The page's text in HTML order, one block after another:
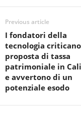
Previous article
I fondatori della
tecnologia
proposta di tassa
patrimoniale in
e avvertono di un
potenziale esodo